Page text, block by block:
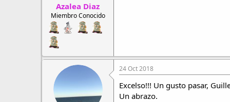
Azalea Diaz
Miembro Conocido
24 Oct 2018
Excelso!!! Un gusto pasar,
Un abrazo.